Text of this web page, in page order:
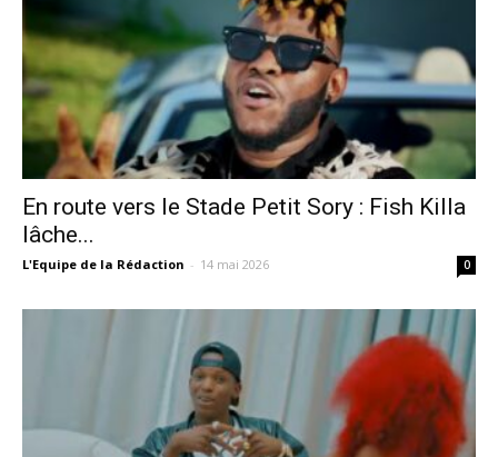
En route vers le Stade Petit Sory : Fish Killa
lâche...
L'Equipe de la Rédaction - 14 mai 2026 0